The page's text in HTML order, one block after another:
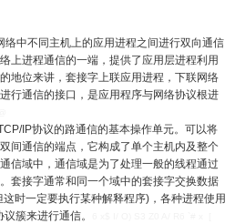
中不同主机上的应用进程之间进行双向通信
上进程通信的一端，提供了应用层进程利用
地位来讲，套接字上联应用进程，下联网络
行通信的接口，是应用程序与网络协议根进
IP协议的路通信的基本操作单元。可以将
间通信的端点，它构成了单个主机内及整个
信域中，通信域是为了处理一般的线程通过
套接字通常和同一个域中的套接字交换数据
时一定要执行某种解释程序)，各种进程使用
簇来进行通信。